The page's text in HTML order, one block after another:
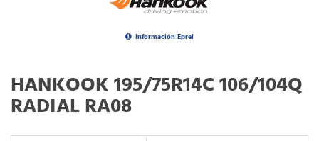
Información Eprel
HANKOOK 195/75R14C 106/104Q
RADIAL RA08